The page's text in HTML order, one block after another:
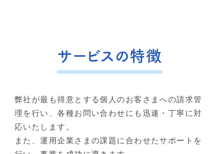
サービスの特徴
弊社が最も得意とする個人のお客さまへの請求管
理を行い、各種お問い合わせにも迅速・丁寧に対
応いたします。
また、運用企業さまの課題に合わせたサポートを